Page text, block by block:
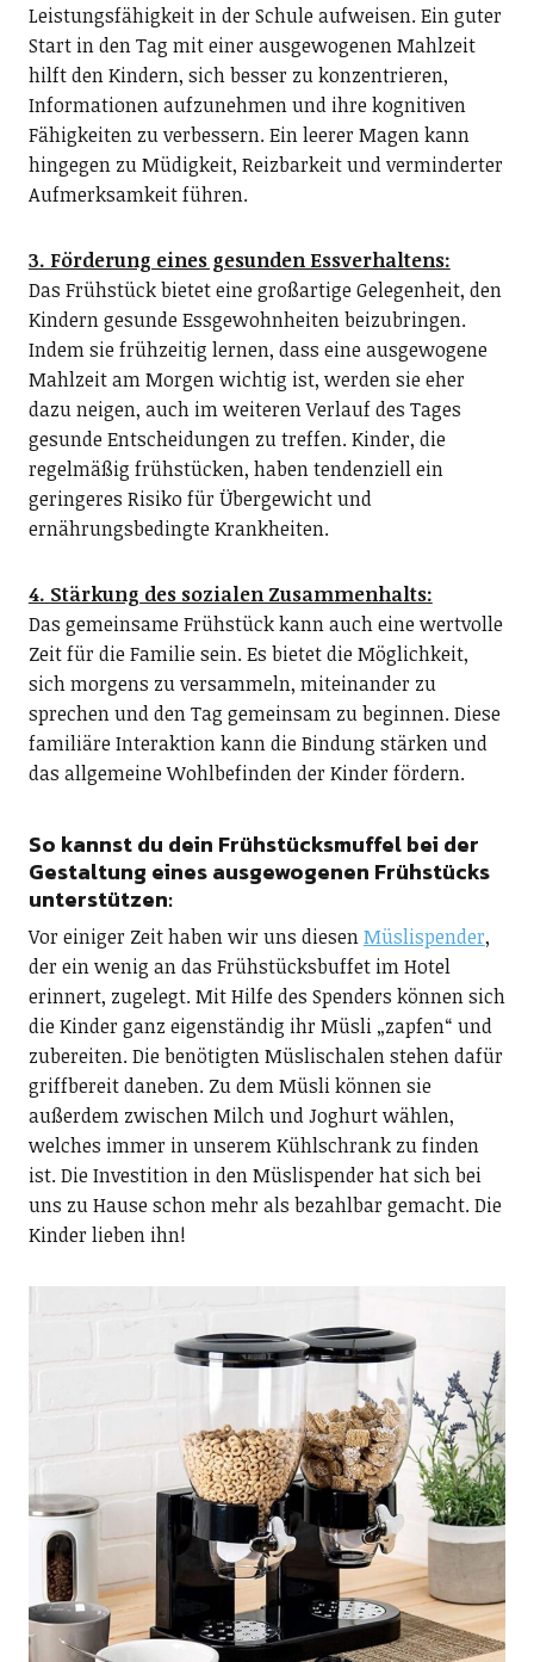
Leistungsfähigkeit in der Schule aufweisen. Ein guter
Start in den Tag mit einer ausgewogenen Mahlzeit
hilft den Kindern, sich besser zu konzentrieren,
Informationen aufzunehmen und ihre kognitiven
Fähigkeiten zu verbessern. Ein leerer Magen kann
hingegen zu Müdigkeit, Reizbarkeit und verminderter
Aufmerksamkeit führen.
3. Förderung eines gesunden Essverhaltens:
Das Frühstück bietet eine großartige Gelegenheit, den
Kindern gesunde Essgewohnheiten beizubringen.
Indem sie frühzeitig lernen, dass eine ausgewogene
Mahlzeit am Morgen wichtig ist, werden sie eher
dazu neigen, auch im weiteren Verlauf des Tages
gesunde Entscheidungen zu treffen. Kinder, die
regelmäßig frühstücken, haben tendenziell ein
geringeres Risiko für Übergewicht und
ernährungsbedingte Krankheiten.
4. Stärkung des sozialen Zusammenhalts:
Das gemeinsame Frühstück kann auch eine wertvolle
Zeit für die Familie sein. Es bietet die Möglichkeit,
sich morgens zu versammeln, miteinander zu
sprechen und den Tag gemeinsam zu beginnen. Diese
familiäre Interaktion kann die Bindung stärken und
das allgemeine Wohlbefinden der Kinder fördern.
So kannst du dein Frühstücksmuffel bei der
Gestaltung eines ausgewogenen Frühstücks
unterstützen:
Vor einiger Zeit haben wir uns diesenMüslispender,
der ein wenig an das Frühstücksbuffet im Hotel
erinnert, zugelegt. Mit Hilfe des Spenders können sich
die Kinder ganz eigenständig ihr Müsli „zapfen“ und
zubereiten. Die benötigten Müslischalen stehen dafür
griffbereit daneben. Zu dem Müsli können sie
außerdem zwischen Milch und Joghurt wählen,
welches immer in unserem Kühlschrank zu finden
ist. Die Investition in den Müslispender hat sich bei
uns zu Hause schon mehr als bezahlbar gemacht. Die
Kinder lieben ihn!